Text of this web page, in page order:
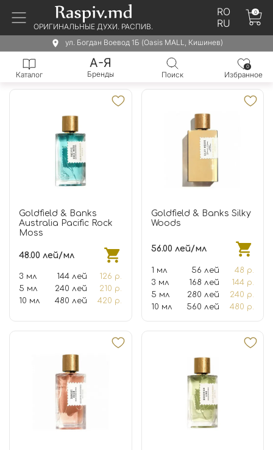
ОРИГИНАЛЬНЫЕ ДУХИ. РАСПИВ.
RO
RU
0
ул. Богдан Воевод 1Б (Oasis MALL, Кишинев)
Каталог
А-Я
Бренды Поиск
0
Избранное
Goldfield & Banks
Australia Pacific Rock
Moss
48.00 лей/мл
3 мл 144 лей
126 р.
5 мл
240 лей
210 р.
10 мл
480 лей 420 р.
Goldfield & Banks Silky
Woods
56.00 лей/мл
1 мл 56 лей
48 р.
3 мл
168 лей
144 р.
5 мл
280 лей
240 р.
10 мл
560 лей 480 р.